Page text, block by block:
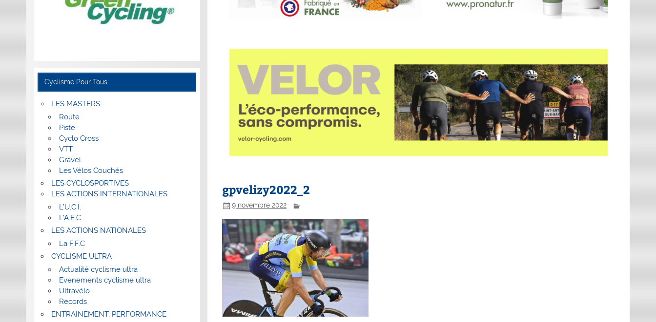
gpvelizy2022_2
9 novembre 2022
Cyclisme Pour Tous
LES MASTERS
Route
Piste
Cyclo Cross
VTT
Gravel
Les Vélos Couchés
LES CYCLOSPORTIVES
LES ACTIONS INTERNATIONALES
L’U.C.I.
L’A.E.C
LES ACTIONS NATIONALES
La F.F.C
CYCLISME ULTRA
Actualité cyclisme ultra
Evenements cyclisme ultra
Ultravélo
Records
ENTRAINEMENT, PERFORMANCE